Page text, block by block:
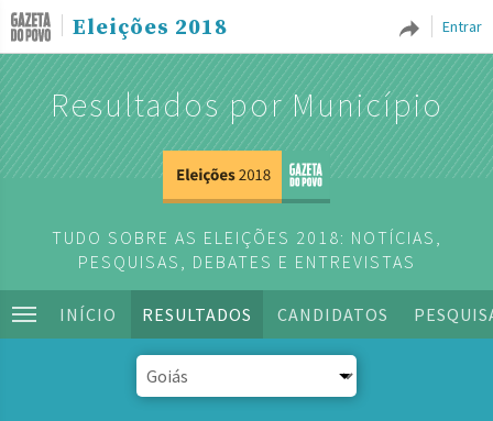
Entrar
Eleições 2018
Resultados por Município
TUDO SOBRE AS ELEIÇÕES 2018: NOTÍCIAS,
PESQUISAS, DEBATES E ENTREVISTAS
INÍCIO RESULTADOS CANDIDATOS